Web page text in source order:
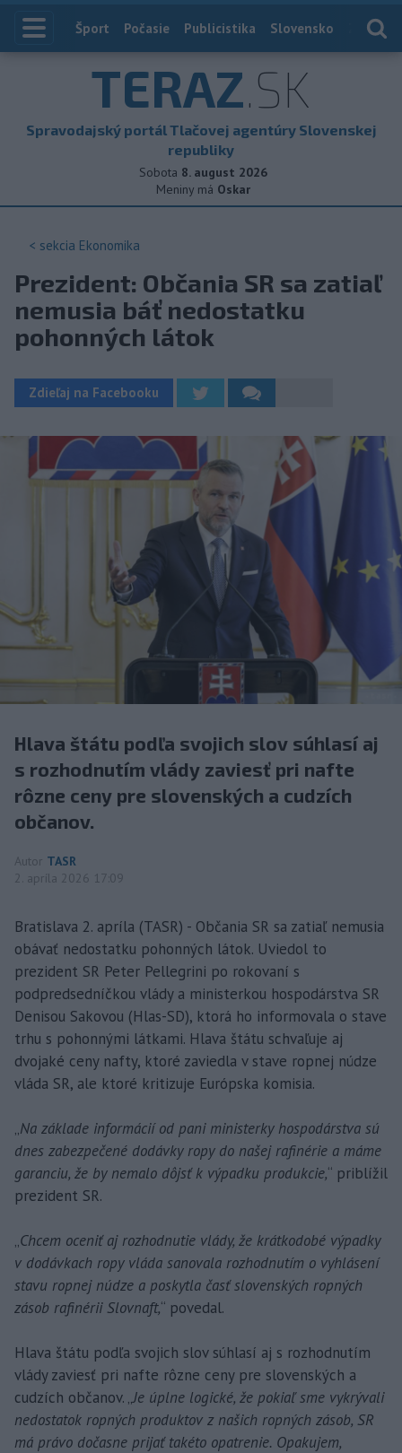
Index
Šport Počasie Publicistika Slovensko
TERAZ.SK
Spravodajský portál Tlačovej agentúry Slovenskej
republiky
Sobota 8. august 2026
Meniny má Oskar
< sekcia Ekonomika
Prezident: Občania SR sa zatiaľ
nemusia báť nedostatku
pohonných látok
Zdieľaj na Facebooku
Hlava štátu podľa svojich slov súhlasí aj
s rozhodnutím vlády zaviesť pri nafte
rôzne ceny pre slovenských a cudzích
občanov.
Autor TASR
2. apríla 2026 17:09
Bratislava 2. apríla (TASR) - Občania SR sa zatiaľ nemusia
obávať nedostatku pohonných látok. Uviedol to
prezident SR Peter Pellegrini po rokovaní s
podpredsedníčkou vlády a ministerkou hospodárstva SR
Denisou Sakovou (Hlas-SD), ktorá ho informovala o stave
trhu s pohonnými látkami. Hlava štátu schvaľuje aj
dvojaké ceny nafty, ktoré zaviedla v stave ropnej núdze
vláda SR, ale ktoré kritizuje Európska komisia.
„Na základe informácií od pani ministerky hospodárstva sú
dnes zabezpečené dodávky ropy do našej rafinérie a máme
garanciu, že by nemalo dôjsť k výpadku produkcie,“ priblížil
prezident SR.
„Chcem oceniť aj rozhodnutie vlády, že krátkodobé výpadky
v dodávkach ropy vláda sanovala rozhodnutím o vyhlásení
stavu ropnej núdze a poskytla časť slovenských ropných
zásob rafinérii Slovnaft,“ povedal.
Hlava štátu podľa svojich slov súhlasí aj s rozhodnutím
vlády zaviesť pri nafte rôzne ceny pre slovenských a
cudzích občanov. „Je úplne logické, že pokiaľ sme vykrývali
nedostatok ropných produktov z našich ropných zásob, SR
má právo dočasne prijať takéto opatrenie. Opakujem,